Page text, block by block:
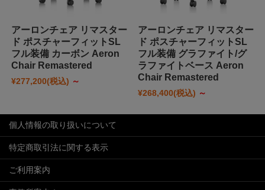
アーロンチェア リマスター
ド ポスチャーフィットSL
フル装備 カーボン Aeron
Chair Remastered
¥277,200(税込) ～
アーロンチェア リマスター
ド ポスチャーフィットSL
フル装備 グラファイト/グ
ラファイトベース Aeron
Chair Remastered
¥268,400(税込) ～
個人情報の取り扱いについて
特定商取引法に関する表示
ご利用案内